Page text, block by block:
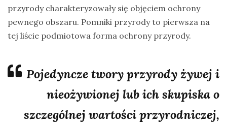
przyrody charakteryzowały się objęciem ochrony
pewnego obszaru. Pomniki przyrody to pierwsza na
tej liście podmiotowa forma ochrony przyrody.
Pojedyncze twory przyrody żywej i
nieożywionej lub ich skupiska o
szczególnej wartości przyrodniczej,